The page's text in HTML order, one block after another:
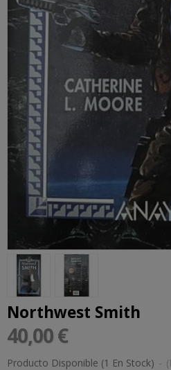
Northwest Smith
40,00 €
Producto Disponible (1 En Stock) -